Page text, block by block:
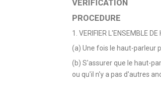
VERIFICATION
PROCEDURE
1. VERIFIER L'ENSEMBLE
(a) Une fois le haut-parleur
(b) S'assurer que le haut-
ou qu'il n'y a pas d'autres